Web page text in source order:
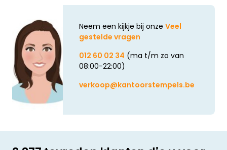
Neem een kijkje bij onze Veel
gestelde vragen
012 60 02 34 (ma t/m zo van
08:00-22:00)
verkoop@kantoorstempels.be